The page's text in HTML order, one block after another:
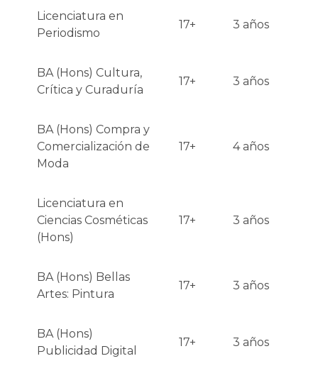
Licenciatura en
Periodismo
17+ 3 años
BA (Hons) Cultura,
Crítica y Curaduría
17+ 3 años
BA (Hons) Compra y
Comercialización de
Moda
17+ 4 años
Licenciatura en
Ciencias Cosméticas
(Hons)
17+ 3 años
BA (Hons) Bellas
Artes: Pintura
17+ 3 años
BA (Hons)
Publicidad Digital
17+ 3 años